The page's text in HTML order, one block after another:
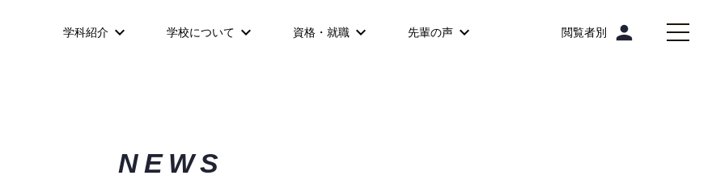
学科紹介 学校について 資格・就職 先輩の声 閲覧者別 person
NEWS